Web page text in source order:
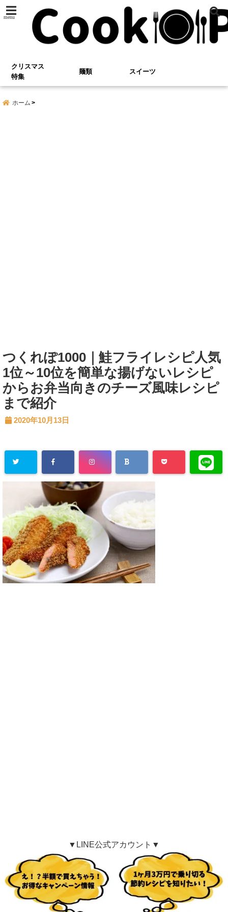
menu
クリスマス
特集
麺類 スイーツ
ホーム
つくれぽ1000｜鮭フライレシピ人気
1位～10位を簡単な揚げないレシピ
からお弁当向きのチーズ風味レシピ
まで紹介
2020年10月13日
▼LINE公式アカウント▼